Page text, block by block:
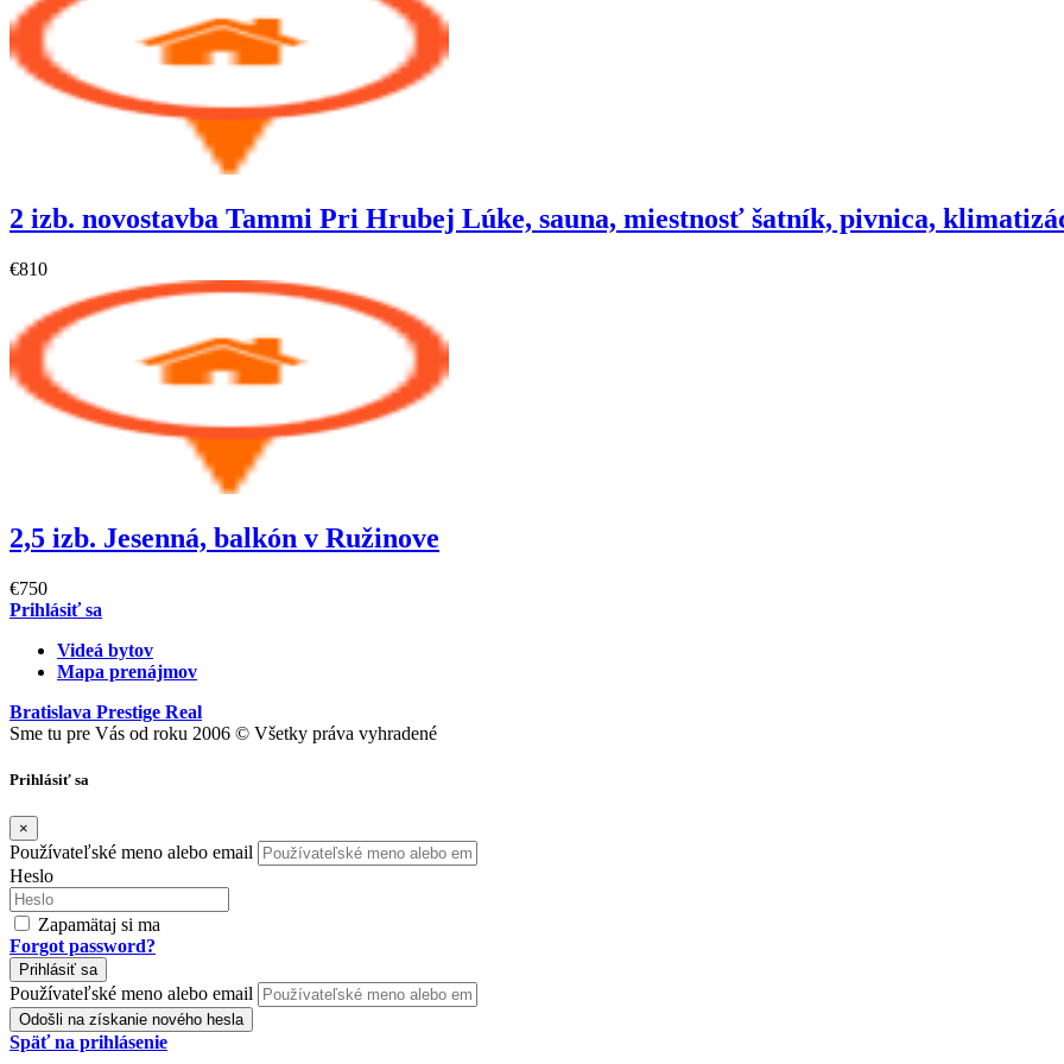
2 izb. novostavba Tammi Pri Hrubej Lúke, sauna, miestnosť šatník, pivnica,
€810
2,5 izb. Jesenná, balkón v Ružinove
€750
Prihlásiť sa
Videá bytov
Mapa prenájmov
Bratislava Prestige Real
Sme tu pre Vás od roku 2006 © Všetky práva vyhradené
Prihlásiť sa
×
Používateľské meno alebo email
Heslo
Zapamätaj si ma
Forgot password?
Prihlásiť sa
Používateľské meno alebo email
Odošli na získanie nového hesla
Späť na prihlásenie